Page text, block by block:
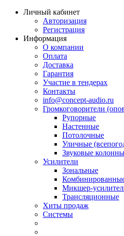
Личный кабинет
Авторизация
Регистрация
Информация
О компании
Оплата
Доставка
Гарантия
Участие в тендерах
Контакты
info@concept-audio.ru
Громкоговорители
Рупорные
Настенные
Потолочные
Уличные
Звуковые колонны
Усилители
Зональные
Микшер-
Трансляционные
Хиты продаж
Системы